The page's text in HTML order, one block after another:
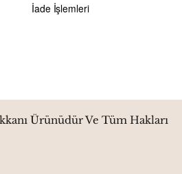
İade İşlemleri
Ürünüdür Ve Tüm Hakları